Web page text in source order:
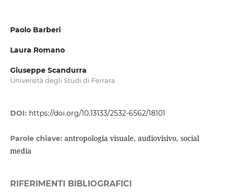
Paolo Barberi
Laura Romano
Giuseppe Scandurra
Università degli Studi di Ferrara
DOI: https://doi.org/10.13133/2532-6562/18101
Parole chiave: antropologia visuale, audiovisivo, social
media
RIFERIMENTI BIBLIOGRAFICI